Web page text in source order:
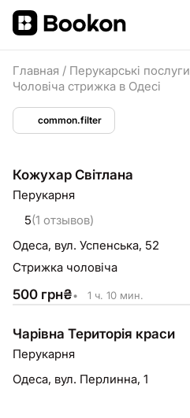
Главная / Перукарські послуги
Чоловіча стрижка в Одесі
common.filter
Кожухар Світлана
Перукарня
5(1 отзывов)
Одеса, вул. Успенська, 52
Стрижка чоловіча
500 грн₴• 1 ч. 10 мин.
Чарівна Територія краси
Перукарня
Одеса, вул. Перлинна, 1